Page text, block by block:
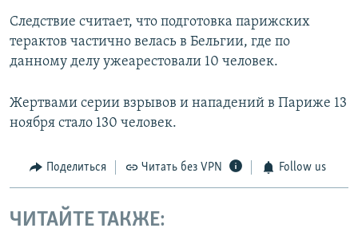
Следствие считает, что подготовка парижских
терактов частично велась в Бельгии, где по
данному делу ужеарестовали 10 человек.
Жертвами серии взрывов и нападений в Париже 13
ноября стало 130 человек.
Поделиться Читать без VPN Follow us
ЧИТАЙТЕ ТАКЖЕ: